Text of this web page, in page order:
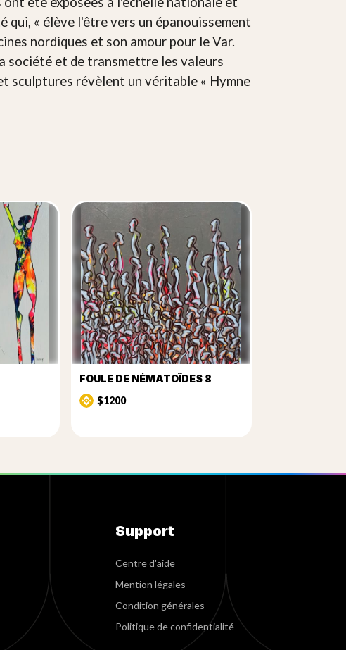
« élève l'être vers un épanouissement
nordiques et son amour pour le Var.
société et de transmettre les valeurs
sculptures révèlent un véritable « Hymne
FOULE DE NÉMATOÏDES 8
$1200
Support
Centre d'aide
Mention légales
Condition générales
Politique de confidentialité